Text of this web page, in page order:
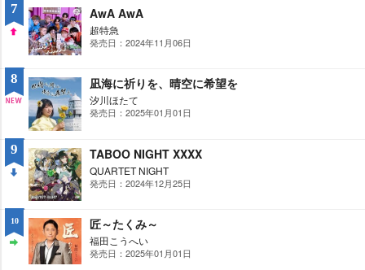
7 AwA AwA
超特急
発売日：2024年11月06日
8 凪海に祈りを、晴空に希望を
汐川ほたて
発売日：2025年01月01日
9
WN
TABOO NIGHT XXXX
QUARTET NIGHT
発売日：2024年12月25日
10 匠～たくみ～
福田こうへい
発売日：2025年01月01日